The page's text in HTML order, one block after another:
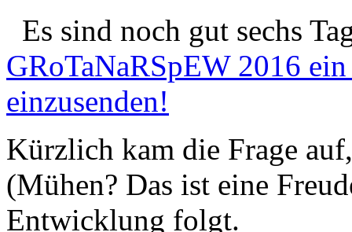
Es sind noch gut sechs
GRoTaNaRSpEW 2016
einzusenden!
Kürzlich kam die Frage
(Mühen? Das ist eine
Entwicklung folgt.